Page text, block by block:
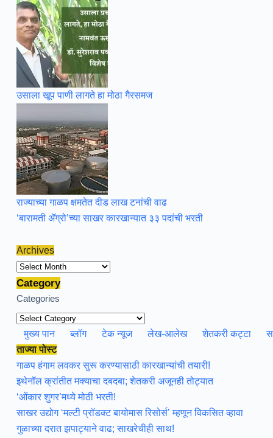
उसाला खूप पाणी लागते हा मोठा गैरसमज
राज्याच्या गाळप क्षमतेत दीड लाख टनांची वाढ
‘बारामती ॲग्रो’च्या साखर कारखान्यात ३३ पदांची भरती
Archives
Archives
Category
Categories
मुख्य पान ब्लॉग टेक न्यूज लेख-आलेख शेतकरी कट्टा
ताज्या पोस्ट
गाळप हंगाम लवकर सुरू करण्यासाठी कारखान्यांची तयारी!
इथेनॉल क्रांतीत मक्याचा दबदबा; शेतकरी अजूनही तोट्यात
‘ओंकार शुगर’मध्ये मोठी भरती!
साखर उद्योग ‘मल्टी प्रॉडक्ट बायोमास रिसोर्स’ म्हणून विकसित व्हावा
गुळाच्या दरात झपाट्याने वाढ; साखरेचीही साथ!